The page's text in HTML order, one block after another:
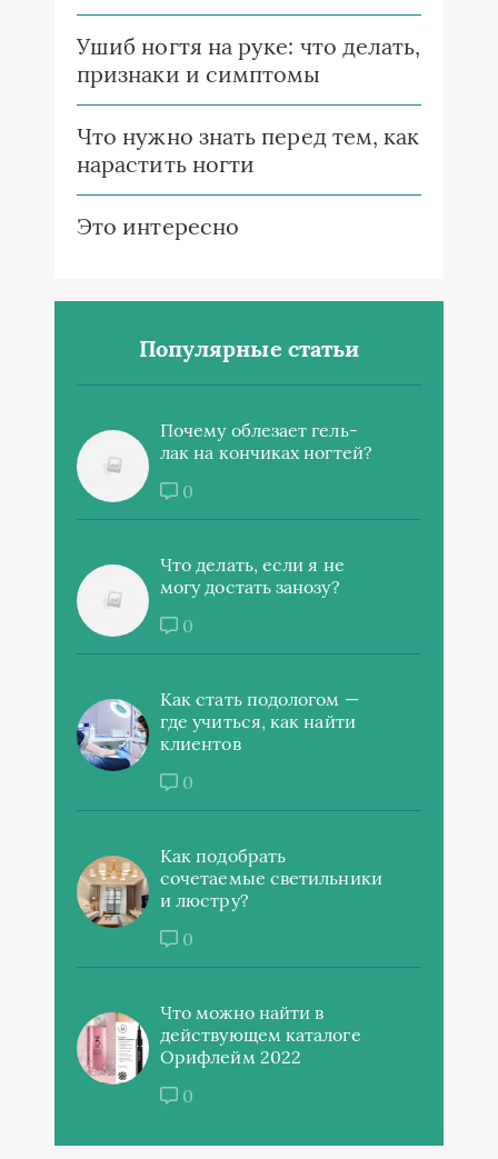
Ушиб ногтя на руке: что делать,
признаки и симптомы
Что нужно знать перед тем, как
нарастить ногти
Это интересно
Популярные статьи
Почему облезает гель-
лак на кончиках ногтей?
0
Что делать, если я не
могу достать занозу?
0
Как стать подологом —
где учиться, как найти
клиентов
0
Как подобрать
сочетаемые светильники
и люстру?
0
Что можно найти в
действующем каталоге
Орифлейм 2022
0